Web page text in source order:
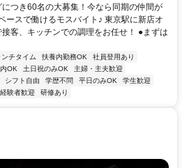
つき60名の大募集！今なら同期の仲間が
ースで働けるモスバイト♪ 東京駅に新店オ
客、キッチンでの調理をお任せ！ ●まずは
ンチタイム 扶養内勤務OK
社員登用あり
OK 土日祝のみOK
主婦・主夫歓迎
シフト自由 学歴不問 平日のみOK
学生歓迎
経験者歓迎 研修あり